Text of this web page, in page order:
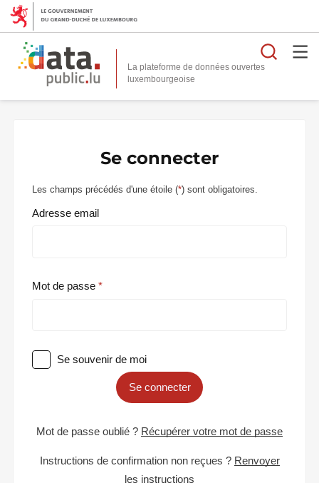
La plateforme de données ouvertes
Se connecter
Les champs précédés d'une étoile (*) sont obligatoires.
Adresse email
Mot de passe
Se souvenir de moi
Se connecter
Mot de passe oublié ? Récupérer votre mot de passe
Instructions de confirmation non reçues ? Renvoyer
les instructions